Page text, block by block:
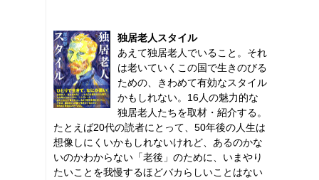
独居老人スタイル
あえて独居老人でいること。それ
は老いていくこの国で生きのびる
ための、きわめて有効なスタイル
かもしれない。16人の魅力的な
独居老人たちを取材・紹介する。
たとえば20代の読者にとって、50年後の人生は
想像しにくいかもしれないけれど、あるのかな
いのかわからない「老後」のために、いまやり
たいことを我慢するほどバカらしいことはない